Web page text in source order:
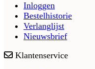
Inloggen
Bestelhistorie
Verlanglijst
Nieuwsbrief
Klantenservice